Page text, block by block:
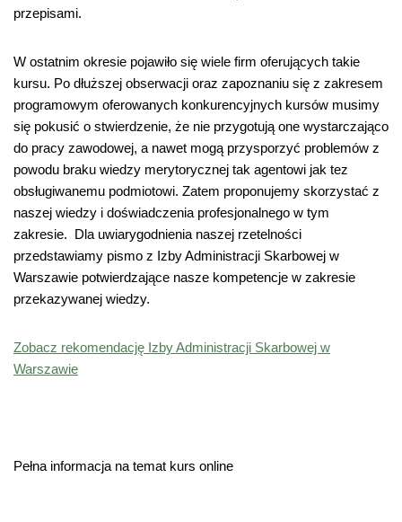
przepisami.
W ostatnim okresie pojawiło się wiele firm oferujących takie
kursu. Po dłuższej obserwacji oraz zapoznaniu się z zakresem
programowym oferowanych konkurencyjnych kursów musimy
się pokusić o stwierdzenie, że nie przygotują one wystarczająco
do pracy zawodowej, a nawet mogą przysporzyć problemów z
powodu braku wiedzy merytorycznej tak agentowi jak tez
obsługiwanemu podmiotowi. Zatem proponujemy skorzystać z
naszej wiedzy i doświadczenia profesjonalnego w tym
zakresie. Dla uwiarygodnienia naszej rzetelności
przedstawiamy pismo z Izby Administracji Skarbowej w
Warszawie potwierdzające nasze kompetencje w zakresie
przekazywanej wiedzy.
Zobacz rekomendację Izby Administracji Skarbowej w
Warszawie
Pełna informacja na temat kurs online